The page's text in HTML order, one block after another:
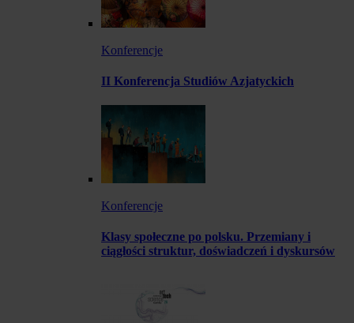
Konferencje
II Konferencja Studiów Azjatyckich
Konferencje
Klasy społeczne po polsku. Przemiany i
ciągłości struktur, doświadczeń i dyskursów